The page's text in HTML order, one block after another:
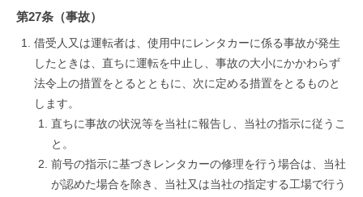
第27条（事故）
借受人又は運転者は、使用中にレンタカーに係る事故が発生
したときは、直ちに運転を中止し、事故の大小にかかわらず
法令上の措置をとるとともに、次に定める措置をとるものと
します。
直ちに事故の状況等を当社に報告し、当社の指示に従うこ
と。
前号の指示に基づきレンタカーの修理を行う場合は、当社
が認めた場合を除き、当社又は当社の指定する工場で行う